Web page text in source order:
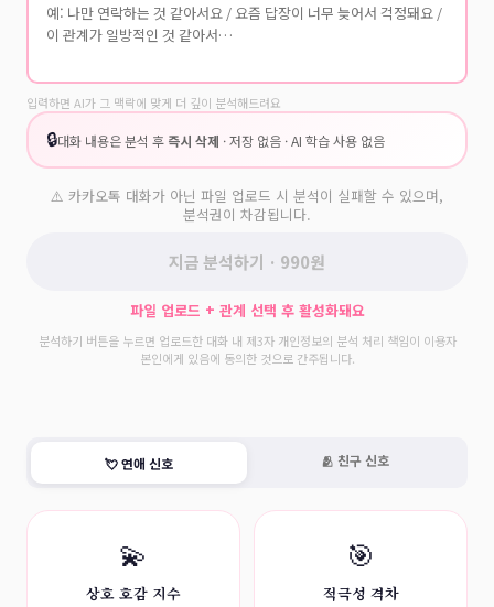
입력하면 AI가 그 맥락에 맞게 더 깊이 분석해드려요
🔒대화 내용은 분석 후 즉시 삭제 · 저장 없음 · AI 학습 사용 없음
⚠️ 카카오톡 대화가 아닌 파일 업로드 시 분석이 실패할 수 있으며,
분석권이 차감됩니다.
지금 분석하기 · 990원
파일 업로드 + 관계 선택 후 활성화돼요
분석하기 버튼을 누르면 업로드한 대화 내 제3자 개인정보의 분석 처리 책임이 이용자
본인에게 있음에 동의한 것으로 간주됩니다.
💘 연애 신호 🫂 친구 신호
💫
상호 호감 지수
🎯
적극성 격차